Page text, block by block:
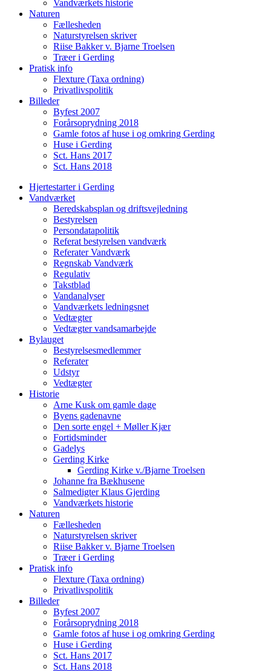
Vandværkets historie
Naturen
Fællesheden
Naturstyrelsen skriver
Riise Bakker v. Bjarne Troelsen
Træer i Gerding
Pratisk info
Flexture (Taxa ordning)
Privatlivspolitik
Billeder
Byfest 2007
Forårsoprydning 2018
Gamle fotos af huse i og omkring Gerding
Huse i Gerding
Sct. Hans 2017
Sct. Hans 2018
Hjertestarter i Gerding
Vandværket
Beredskabsplan og driftsvejledning
Bestyrelsen
Persondatapolitik
Referat bestyrelsen vandværk
Referater Vandværk
Regnskab Vandværk
Regulativ
Takstblad
Vandanalyser
Vandværkets ledningsnet
Vedtægter
Vedtægter vandsamarbejde
Bylauget
Bestyrelsesmedlemmer
Referater
Udstyr
Vedtægter
Historie
Arne Kusk om gamle dage
Byens gadenavne
Den sorte engel + Møller Kjær
Fortidsminder
Gadelys
Gerding Kirke
Gerding Kirke v./Bjarne Troelsen
Johanne fra Bækhusene
Salmedigter Klaus Gjerding
Vandværkets historie
Naturen
Fællesheden
Naturstyrelsen skriver
Riise Bakker v. Bjarne Troelsen
Træer i Gerding
Pratisk info
Flexture (Taxa ordning)
Privatlivspolitik
Billeder
Byfest 2007
Forårsoprydning 2018
Gamle fotos af huse i og omkring Gerding
Huse i Gerding
Sct. Hans 2017
Sct. Hans 2018